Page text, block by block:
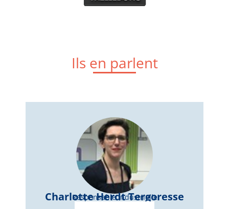
Ils en parlent
Charlotte Herdt Tergoresse
Responsable Industrielle